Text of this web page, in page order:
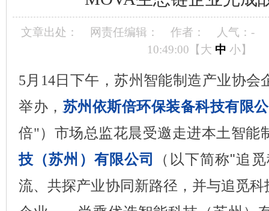
文章出处： 网责任编辑： 作者： 人气： -
10:49:00【大 中 小】
5月14日下午，苏州智能制造产业协会
举办， 苏州依斯倍环保装备科技有限
倍"） 市场总监花晨受邀走进本土智能
技（苏州）有限公司
（以下简称"追
流、共探产业协同新路径，并与追觅科